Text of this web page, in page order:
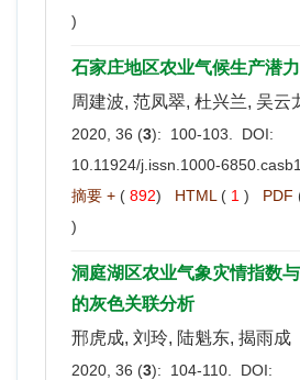
)
石家庄地区农业气候生产潜
周建波, 范凤翠, 杜兴兰, 吴云
2020, 36 (3): 100-103. DOI:
10.11924/j.issn.1000-
摘要 + ( 892) HTML ( 1 ) PDF
)
洞庭湖区农业气象灾情指数
的灰色关联分析
邢虎成, 刘玲, 陆魁东, 揭雨成
2020, 36 (3): 104-110. DOI: